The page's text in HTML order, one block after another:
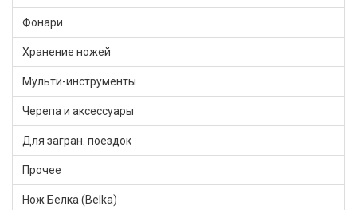
Фонари
Хранение ножей
Мульти-инструменты
Черепа и аксессуары
Для загран. поездок
Прочее
Нож Белка (Belka)